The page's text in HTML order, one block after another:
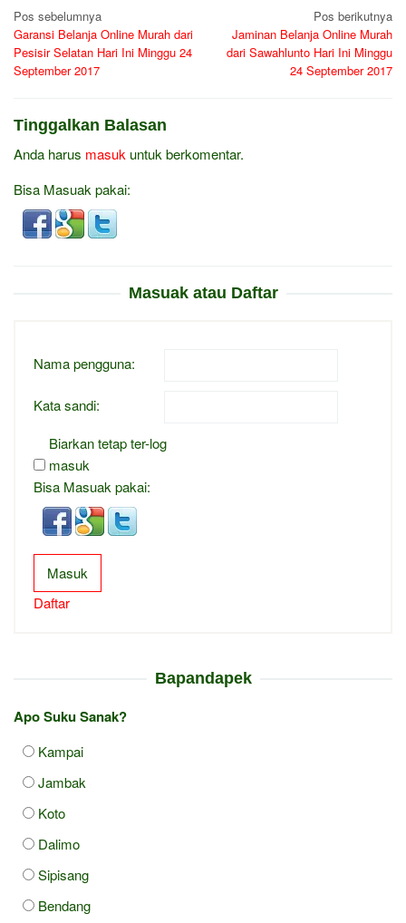
Navigasi
pos
Pos sebelumnya
Garansi Belanja Online Murah dari
Pesisir Selatan Hari Ini Minggu 24
September 2017
Pos berikutnya
Jaminan Belanja Online Murah
dari Sawahlunto Hari Ini Minggu
24 September 2017
Tinggalkan Balasan
Anda harus masuk untuk berkomentar.
Bisa Masuak pakai:
Masuak atau Daftar
Nama pengguna:
Kata sandi:
Biarkan tetap ter-log
masuk
Bisa Masuak pakai:
Masuk
Daftar
Bapandapek
Apo Suku Sanak?
Kampai
Jambak
Koto
Dalimo
Sipisang
Bendang